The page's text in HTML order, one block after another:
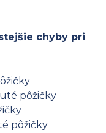
chyby pri
pôžičky
pôžičky